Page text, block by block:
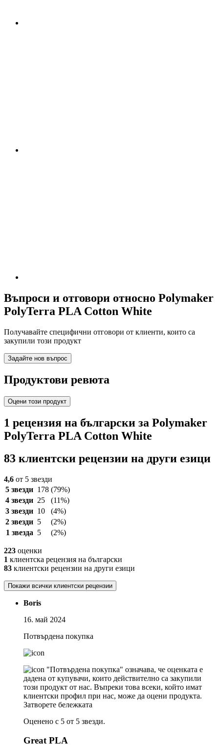
Въпроси и отговори относно Polymaker
PolyTerra PLA Cotton White
Получавайте специфични отговори от клиенти, които са
закупили този продукт
Задайте нов въпрос
Продуктови ревюта
Оцени този продукт
1 рецензия на български за Polymaker
PolyTerra PLA Cotton White
83 клиентски рецензии на други езици
4,6 от 5 звезди
5 звезди 178 (79%)
4 звезди 25
(11%)
3 звезди 10
(4%)
2 звезди 5
(2%)
1 звезда 5 (2%)
223 оценки
1 клиентска рецензия на български
83 клиентски рецензии на други езици
Покажи всички клиентски рецензии
Boris
16. май 2024
Потвърдена покупка
"Потвърдена покупка" означава, че оценката е
дадена от купувачи, които действително са закупили
този продукт от нас. Въпреки това всеки, който имат
клиентски профил при нас, може да оцени продукта.
Затворете бележката
Оценено с 5 от 5 звезди.
Great PLA